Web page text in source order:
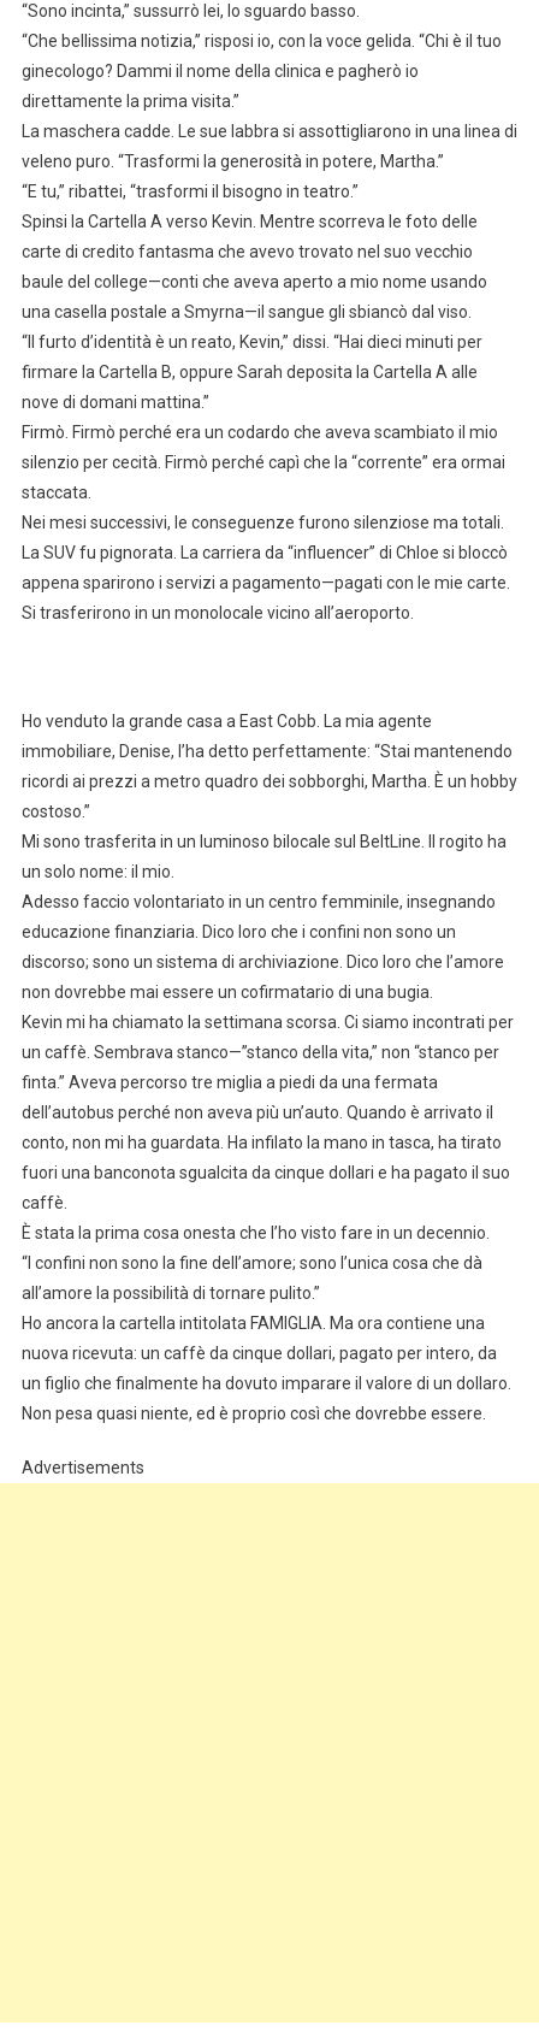
“Sono incinta,” sussurrò lei, lo sguardo basso.
“Che bellissima notizia,” risposi io, con la voce gelida. “Chi è il tuo
ginecologo? Dammi il nome della clinica e pagherò io
direttamente la prima visita.”
La maschera cadde. Le sue labbra si assottigliarono in una linea di
veleno puro. “Trasformi la generosità in potere, Martha.”
“E tu,” ribattei, “trasformi il bisogno in teatro.”
Spinsi la Cartella A verso Kevin. Mentre scorreva le foto delle
carte di credito fantasma che avevo trovato nel suo vecchio
baule del college—conti che aveva aperto a mio nome usando
una casella postale a Smyrna—il sangue gli sbiancò dal viso.
“Il furto d’identità è un reato, Kevin,” dissi. “Hai dieci minuti per
firmare la Cartella B, oppure Sarah deposita la Cartella A alle
nove di domani mattina.”
Firmò. Firmò perché era un codardo che aveva scambiato il mio
silenzio per cecità. Firmò perché capì che la “corrente” era ormai
staccata.
Nei mesi successivi, le conseguenze furono silenziose ma totali.
La SUV fu pignorata. La carriera da “influencer” di Chloe si bloccò
appena sparirono i servizi a pagamento—pagati con le mie carte.
Si trasferirono in un monolocale vicino all’aeroporto.
Ho venduto la grande casa a East Cobb. La mia agente
immobiliare, Denise, l’ha detto perfettamente: “Stai mantenendo
ricordi ai prezzi a metro quadro dei sobborghi, Martha. È un hobby
costoso.”
Mi sono trasferita in un luminoso bilocale sul BeltLine. Il rogito ha
un solo nome: il mio.
Adesso faccio volontariato in un centro femminile, insegnando
educazione finanziaria. Dico loro che i confini non sono un
discorso; sono un sistema di archiviazione. Dico loro che l’amore
non dovrebbe mai essere un cofirmatario di una bugia.
Kevin mi ha chiamato la settimana scorsa. Ci siamo incontrati per
un caffè. Sembrava stanco—”stanco della vita,” non “stanco per
finta.” Aveva percorso tre miglia a piedi da una fermata
dell’autobus perché non aveva più un’auto. Quando è arrivato il
conto, non mi ha guardata. Ha infilato la mano in tasca, ha tirato
fuori una banconota sgualcita da cinque dollari e ha pagato il suo
caffè.
È stata la prima cosa onesta che l’ho visto fare in un decennio.
“I confini non sono la fine dell’amore; sono l’unica cosa che dà
all’amore la possibilità di tornare pulito.”
Ho ancora la cartella intitolata FAMIGLIA. Ma ora contiene una
nuova ricevuta: un caffè da cinque dollari, pagato per intero, da
un figlio che finalmente ha dovuto imparare il valore di un dollaro.
Non pesa quasi niente, ed è proprio così che dovrebbe essere.
Advertisements